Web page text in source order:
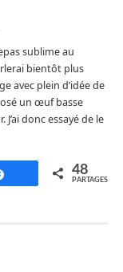
sublime au
bientôt plus
avec plein d’idée de
un œuf basse
donc essayé de le
Partagez 48
PARTAGES